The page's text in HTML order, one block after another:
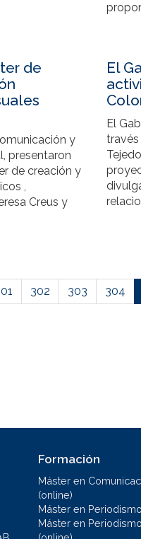
de
y
presentaron
de creación y
,
Creus y
El
El
través
302 303 304
Formación
Máster en
(online)
Máster en
Máster en